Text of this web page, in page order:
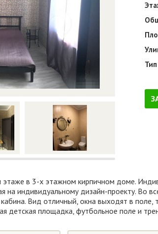
в 3-х этажном кирпичном доме.
на индивидуальному дизайн-проекту. Во
кабина. Вид отличный, окна выходят в
детская площадка, футбольное поле и